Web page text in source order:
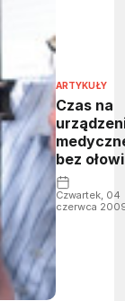
ARTYKUŁY
Czas na
bez
Czwartek, 04
czerwca